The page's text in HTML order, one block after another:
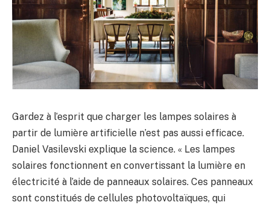
Gardez à l’esprit que charger les lampes solaires à
partir de lumière artificielle n’est pas aussi efficace.
Daniel Vasilevski explique la science. « Les lampes
solaires fonctionnent en convertissant la lumière en
électricité à l’aide de panneaux solaires. Ces panneaux
sont constitués de cellules photovoltaïques, qui